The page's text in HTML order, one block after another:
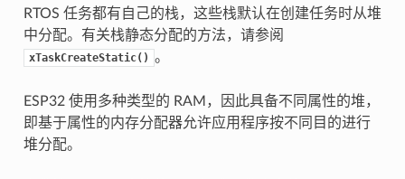
RTOS 任务都有自己的栈，这些栈默认在创建任务时从堆
中分配。有关栈静态分配的方法，请参阅
xTaskCreateStatic() 。
ESP32 使用多种类型的 RAM，因此具备不同属性的堆，
即基于属性的内存分配器允许应用程序按不同目的进行
堆分配。